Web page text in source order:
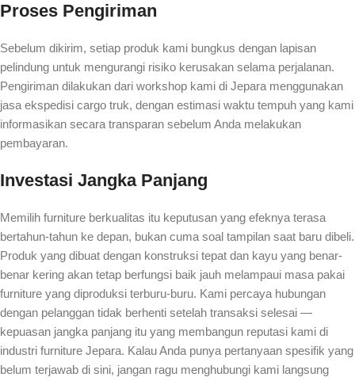
Proses Pengiriman
Sebelum dikirim, setiap produk kami bungkus dengan lapisan
pelindung untuk mengurangi risiko kerusakan selama perjalanan.
Pengiriman dilakukan dari workshop kami di Jepara menggunakan
jasa ekspedisi cargo truk, dengan estimasi waktu tempuh yang kami
informasikan secara transparan sebelum Anda melakukan
pembayaran.
Investasi Jangka Panjang
Memilih furniture berkualitas itu keputusan yang efeknya terasa
bertahun-tahun ke depan, bukan cuma soal tampilan saat baru dibeli.
Produk yang dibuat dengan konstruksi tepat dan kayu yang benar-
benar kering akan tetap berfungsi baik jauh melampaui masa pakai
furniture yang diproduksi terburu-buru. Kami percaya hubungan
dengan pelanggan tidak berhenti setelah transaksi selesai —
kepuasan jangka panjang itu yang membangun reputasi kami di
industri furniture Jepara. Kalau Anda punya pertanyaan spesifik yang
belum terjawab di sini, jangan ragu menghubungi kami langsung